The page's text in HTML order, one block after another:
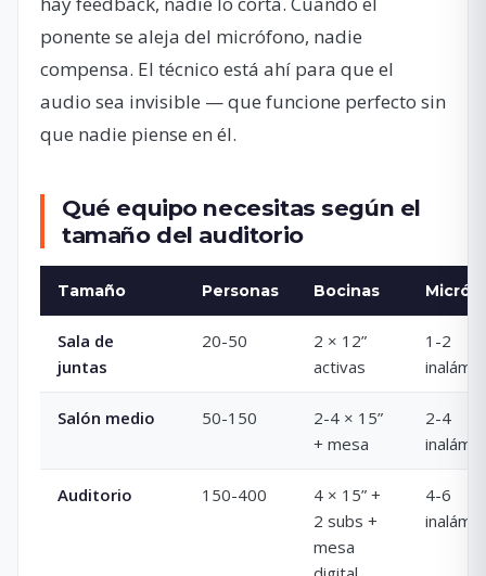
ponente se aleja del micrófono, nadie
compensa. El técnico está ahí para que el
audio sea invisible — que funcione perfecto sin
que nadie piense en él.
Qué equipo necesitas según el
tamaño del auditorio
Tamaño Personas Bocinas
Sala de
juntas
20-50
2 × 12”
activas
1-2
Salón medio 50-150
2-4 × 15”
+ mesa
2-4
Auditorio 150-400
4 × 15” +
2 subs +
mesa
4-6